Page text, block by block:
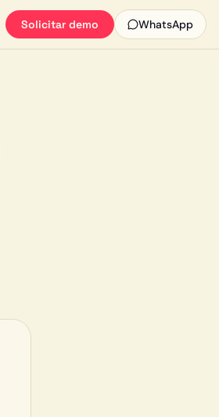
Solicitar demo WhatsApp